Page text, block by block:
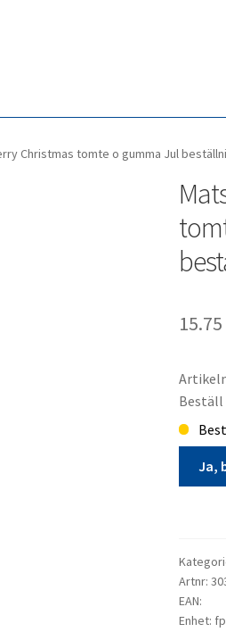
Christmas tomte o gumma Jul
15.75
Beställ
Ja,
Merry
tomte
o
Artnr:
EAN:
Enhet: fp